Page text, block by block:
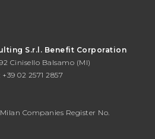
S.r.l. Benefit Corporation
Cinisello Balsamo (MI)
02 2571 2857
Companies Register No.